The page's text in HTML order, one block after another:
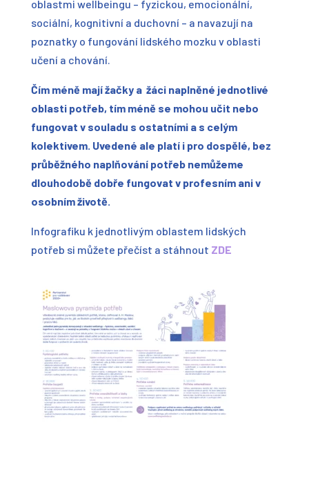
oblastmi wellbeingu – fyzickou, emocionální,
sociální, kognitivní a duchovní – a navazují na
poznatky o fungování lidského mozku v oblasti
učení a chování.
Čím méně mají žačky a žáci naplněné jednotlivé
oblasti potřeb, tím méně se mohou učit nebo
fungovat v souladu s ostatními a s celým
kolektivem. Uvedené ale platí i pro dospělé, bez
průběžného naplňování potřeb nemůžeme
dlouhodobě dobře fungovat v profesním ani v
osobním životě.
Infografiku k jednotlivým oblastem lidských
potřeb si můžete přečíst a stáhnout ZDE